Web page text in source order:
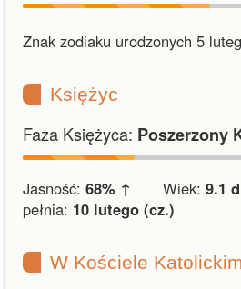
Znak zodiaku urodzonych 5
Księżyc
Faza Księżyca: Poszerzony
Jasność: 68% ↑ Wiek: 9.1
pełnia: 10 lutego (cz.)
W Kościele Katolickim